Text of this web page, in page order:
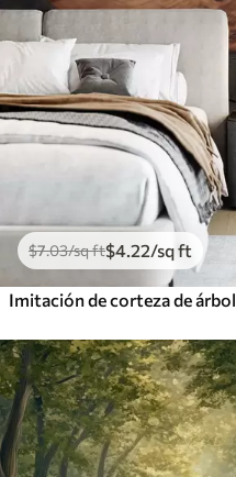
$7.03/sq ft$4 .22/sq ft
Imitación de corteza de árbol